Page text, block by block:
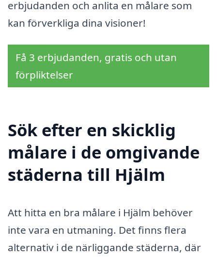
erbjudanden och anlita en målare som
kan förverkliga dina visioner!
Få 3 erbjudanden, gratis och utan
förpliktelser
Sök efter en skicklig
målare i de omgivande
städerna till Hjälm
Att hitta en bra målare i Hjälm behöver
inte vara en utmaning. Det finns flera
alternativ i de närliggande städerna, där